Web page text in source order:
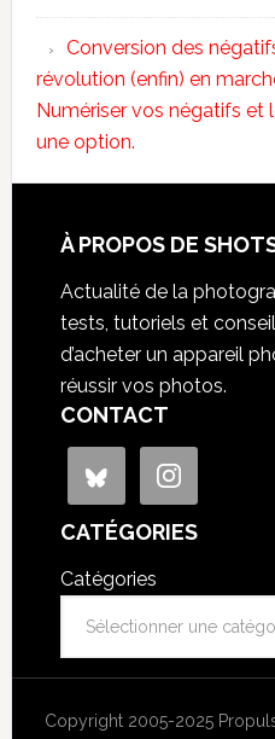
Conversion des
révolution (enfin) en
Numériser vos négatifs et
une option.
À PROPOS DE
Actualité de la
tests, tutoriels et
d’acheter un appareil
réussir vos photos.
CONTACT
CATÉGORIES
Catégories
Copyright 2005-2025